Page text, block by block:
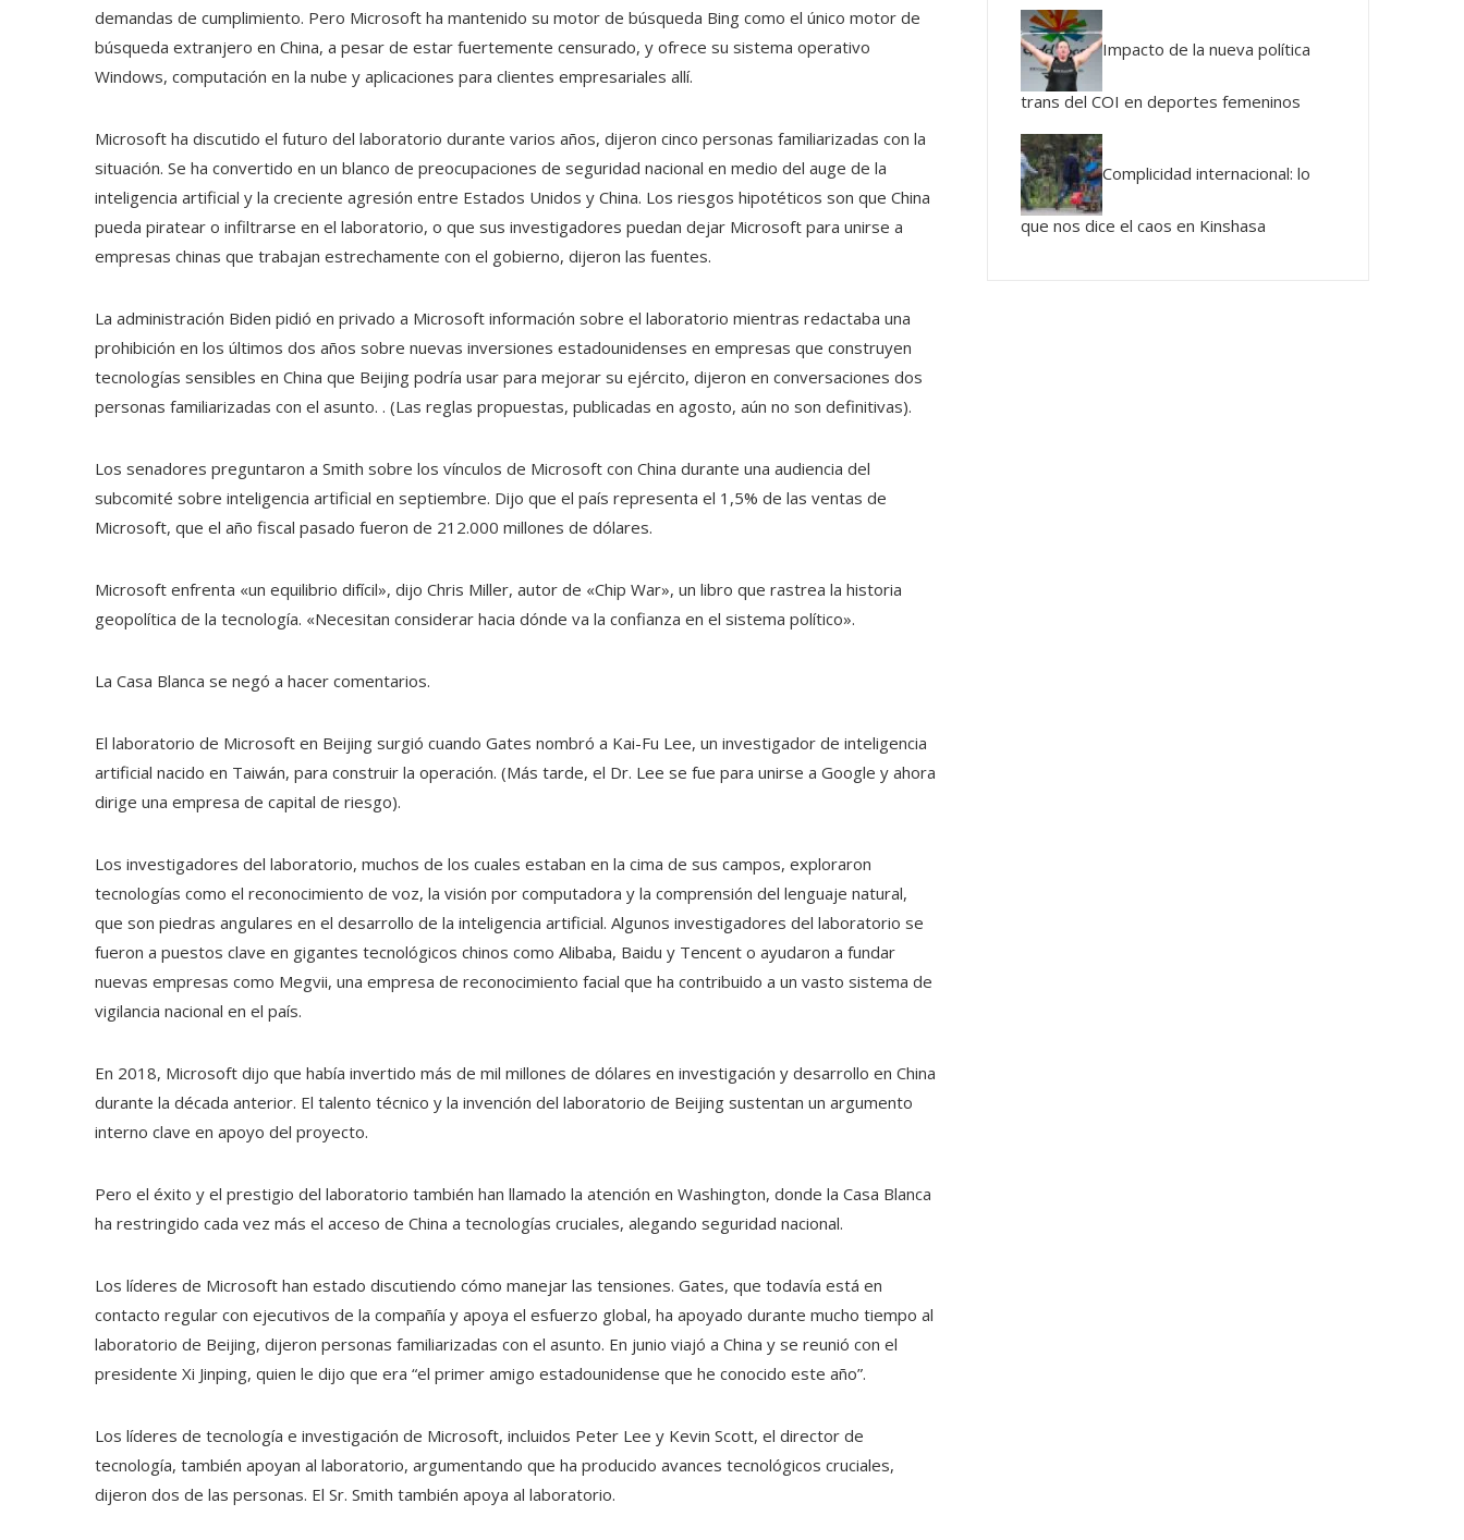
demandas de cumplimiento. Pero Microsoft ha mantenido su motor de búsqueda Bing como el único motor de
búsqueda extranjero en China, a pesar de estar fuertemente censurado, y ofrece su sistema operativo
Windows, computación en la nube y aplicaciones para clientes empresariales allí.
Microsoft ha discutido el futuro del laboratorio durante varios años, dijeron cinco personas familiarizadas con la
situación. Se ha convertido en un blanco de preocupaciones de seguridad nacional en medio del auge de la
inteligencia artificial y la creciente agresión entre Estados Unidos y China. Los riesgos hipotéticos son que China
pueda piratear o infiltrarse en el laboratorio, o que sus investigadores puedan dejar Microsoft para unirse a
empresas chinas que trabajan estrechamente con el gobierno, dijeron las fuentes.
La administración Biden pidió en privado a Microsoft información sobre el laboratorio mientras redactaba una
prohibición en los últimos dos años sobre nuevas inversiones estadounidenses en empresas que construyen
tecnologías sensibles en China que Beijing podría usar para mejorar su ejército, dijeron en conversaciones dos
personas familiarizadas con el asunto. . (Las reglas propuestas, publicadas en agosto, aún no son definitivas).
Los senadores preguntaron a Smith sobre los vínculos de Microsoft con China durante una audiencia del
subcomité sobre inteligencia artificial en septiembre. Dijo que el país representa el 1,5% de las ventas de
Microsoft, que el año fiscal pasado fueron de 212.000 millones de dólares.
Microsoft enfrenta «un equilibrio difícil», dijo Chris Miller, autor de «Chip War», un libro que rastrea la historia
geopolítica de la tecnología. «Necesitan considerar hacia dónde va la confianza en el sistema político».
La Casa Blanca se negó a hacer comentarios.
El laboratorio de Microsoft en Beijing surgió cuando Gates nombró a Kai-Fu Lee, un investigador de inteligencia
artificial nacido en Taiwán, para construir la operación. (Más tarde, el Dr. Lee se fue para unirse a Google y ahora
dirige una empresa de capital de riesgo).
Los investigadores del laboratorio, muchos de los cuales estaban en la cima de sus campos, exploraron
tecnologías como el reconocimiento de voz, la visión por computadora y la comprensión del lenguaje natural,
que son piedras angulares en el desarrollo de la inteligencia artificial. Algunos investigadores del laboratorio se
fueron a puestos clave en gigantes tecnológicos chinos como Alibaba, Baidu y Tencent o ayudaron a fundar
nuevas empresas como Megvii, una empresa de reconocimiento facial que ha contribuido a un vasto sistema de
vigilancia nacional en el país.
En 2018, Microsoft dijo que había invertido más de mil millones de dólares en investigación y desarrollo en China
durante la década anterior. El talento técnico y la invención del laboratorio de Beijing sustentan un argumento
interno clave en apoyo del proyecto.
Pero el éxito y el prestigio del laboratorio también han llamado la atención en Washington, donde la Casa Blanca
ha restringido cada vez más el acceso de China a tecnologías cruciales, alegando seguridad nacional.
Los líderes de Microsoft han estado discutiendo cómo manejar las tensiones. Gates, que todavía está en
contacto regular con ejecutivos de la compañía y apoya el esfuerzo global, ha apoyado durante mucho tiempo al
laboratorio de Beijing, dijeron personas familiarizadas con el asunto. En junio viajó a China y se reunió con el
presidente Xi Jinping, quien le dijo que era “el primer amigo estadounidense que he conocido este año”.
Los líderes de tecnología e investigación de Microsoft, incluidos Peter Lee y Kevin Scott, el director de
tecnología, también apoyan al laboratorio, argumentando que ha producido avances tecnológicos cruciales,
dijeron dos de las personas. El Sr. Smith también apoya al laboratorio.
Impacto de la nueva política
trans del COI en deportes femeninos
Complicidad internacional: lo
que nos dice el caos en Kinshasa